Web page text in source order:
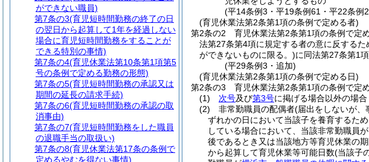
(平14条例3・平19条例61・平22条例
(育児休業法第2条第1項の条例で定める者)
第2条の2
育児休業法第2条第1項の条例で定
法第27条第4項に規定する者の意に反する
ができないものに限る。)に同法第27条第1
(平29条例3・追加)
(育児休業法第2条第1項の条例で定める日)
第2条の3
育児休業法第2条第1項の条例で定
(1)
次号及び第3号に掲げる場合以外の場
(2)
非常勤職員の配偶者(届出をしないが、
ずれかの日において当該子を養育するた
している場合において、当該非常勤職員
後であるとき又は当該地方等育児休業の
から起算して育児休業等可能日数(当該子
ができない職員)
第7条の3(育児短時間勤務の終了の日
の翌日から起算して1年を経過しない
場合に育児短時間勤務をすることが
できる特別の事情)
第7条の4(育児休業法第10条第1項第5
号の条例で定める勤務の形態)
第7条の5(育児短時間勤務の承認又は
期間の延長の請求手続)
第7条の6(育児短時間勤務の承認の取
消事由)
第7条の7(育児短時間勤務をした職員
の退職手当の取扱い)
第7条の8(育児休業法第17条の条例で
定めるやむを得ない事情)